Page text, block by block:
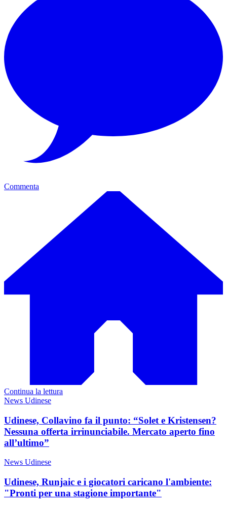
Commenta
Continua la lettura
News Udinese
Udinese, Collavino fa il punto: “Solet e Kristensen?
Nessuna offerta irrinunciabile. Mercato aperto fino
all’ultimo”
News Udinese
Udinese, Runjaic e i giocatori caricano l'ambiente:
"Pronti per una stagione importante"